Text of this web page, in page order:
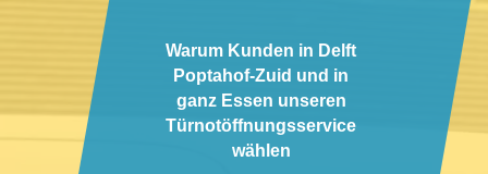
Warum Kunden in Delft
Poptahof-Zuid und in
ganz Essen unseren
Türnotöffnungsservice
wählen